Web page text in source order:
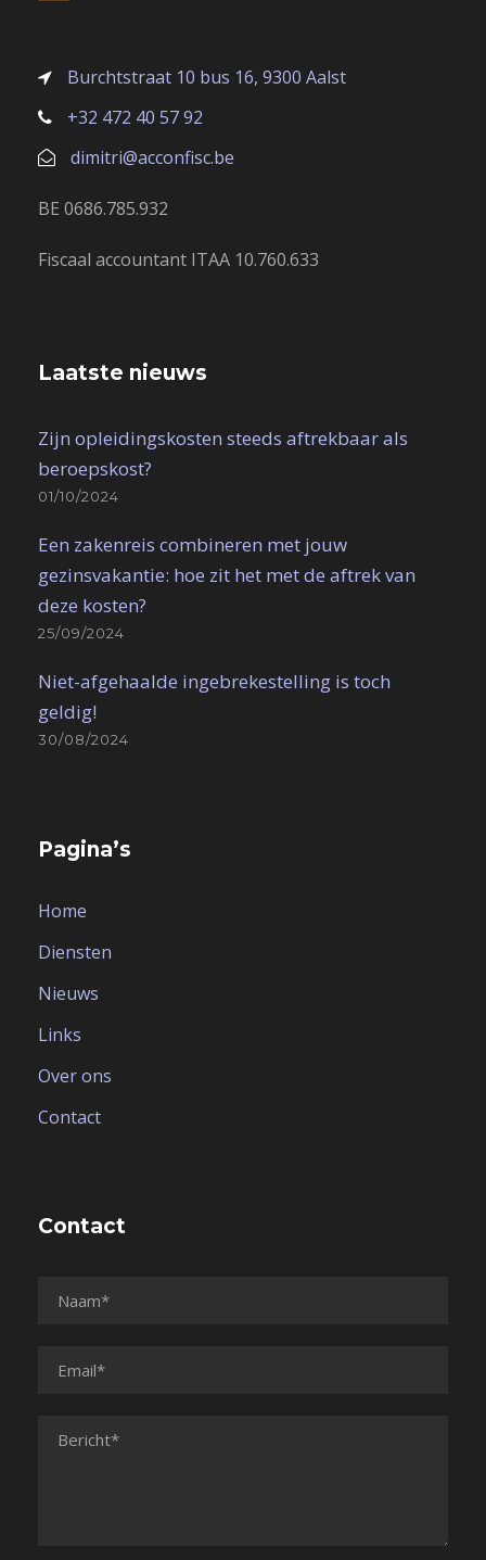
Burchtstraat 10 bus 16, 9300 Aalst
+32 472 40 57 92
dimitri@acconfisc.be
BE 0686.785.932
Fiscaal accountant ITAA 10.760.633
Laatste nieuws
Zijn opleidingskosten steeds aftrekbaar als
beroepskost?
01/10/2024
Een zakenreis combineren met jouw
gezinsvakantie: hoe zit het met de aftrek van
deze kosten?
25/09/2024
Niet-afgehaalde ingebrekestelling is toch
geldig!
30/08/2024
Pagina’s
Home
Diensten
Nieuws
Links
Over ons
Contact
Contact